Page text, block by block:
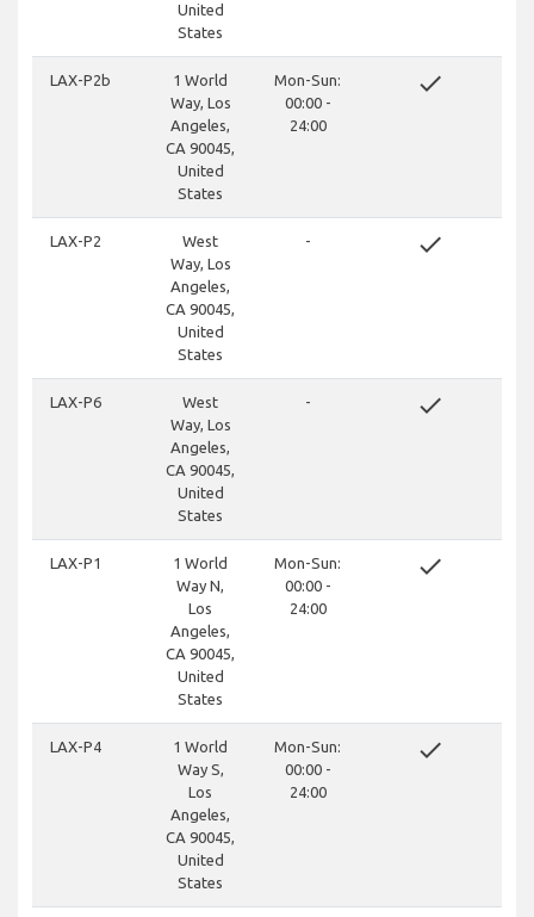
United
States
LAX-P2b
1 World
Way, Los
Angeles,
CA 90045,
United
States
Mon-Sun:
00:00 -
24:00
done
LAX-P2
West
Way, Los
Angeles,
CA 90045,
United
States
- done
LAX-P6
West
Way, Los
Angeles,
CA 90045,
United
States
- done
LAX-P1
1 World
Way N,
Los
Angeles,
CA 90045,
United
States
Mon-Sun:
00:00 -
24:00
done
LAX-P4
1 World
Way S,
Los
Angeles,
CA 90045,
United
States
Mon-Sun:
00:00 -
24:00
done